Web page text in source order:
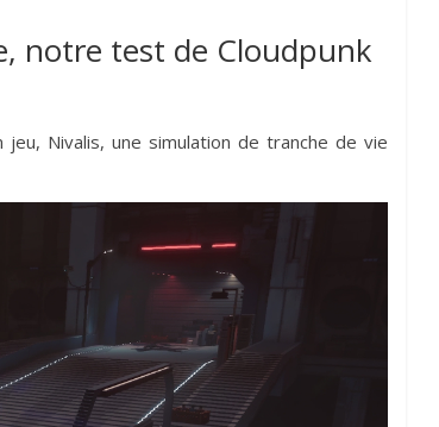
notre test de Cloudpunk
jeu, Nivalis, une simulation de tranche de vie